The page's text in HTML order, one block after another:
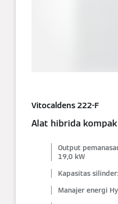
Vitocaldens 222-F
Alat hibrida
Output
19,0 kW
Kapasitas
Manajer energi